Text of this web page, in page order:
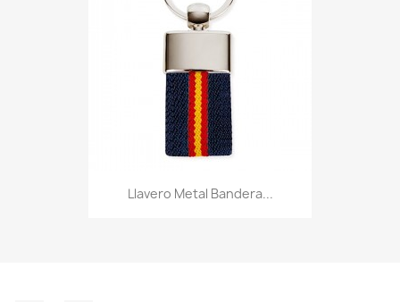
Llavero Metal Bandera...